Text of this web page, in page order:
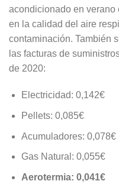
acondicionado en verano
en la calidad del aire
contaminación. También
las facturas de
de 2020:
Electricidad: 0,142€
Pellets: 0,085€
Acumuladores: 0,078€
Gas Natural: 0,055€
Aerotermia: 0,041€